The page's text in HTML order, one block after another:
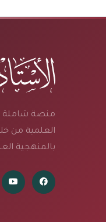
منصة شاملة
العلمية من
بالمنهجية